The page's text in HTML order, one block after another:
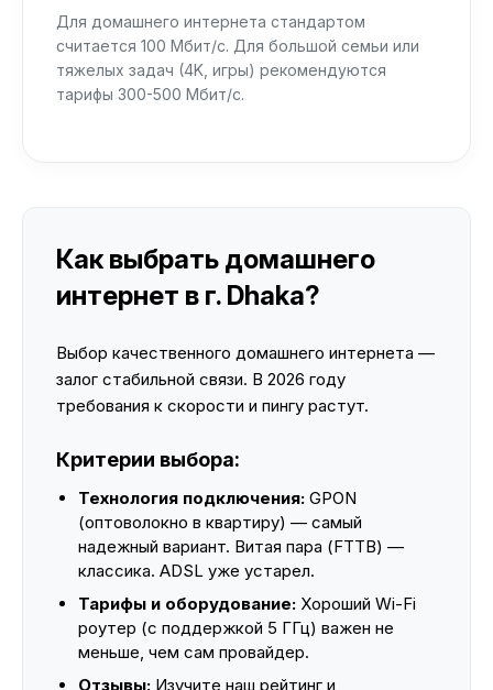
Для домашнего интернета стандартом
считается 100 Мбит/с. Для большой семьи или
тяжелых задач (4K, игры) рекомендуются
тарифы 300-500 Мбит/с.
Как выбрать домашнего
интернет в г. Dhaka?
Выбор качественного домашнего интернета —
залог стабильной связи. В 2026 году
требования к скорости и пингу растут.
Критерии выбора:
Технология подключения: GPON
(оптоволокно в квартиру) — самый
надежный вариант. Витая пара (FTTB) —
классика. ADSL уже устарел.
Тарифы и оборудование: Хороший Wi-Fi
роутер (с поддержкой 5 ГГц) важен не
меньше, чем сам провайдер.
Отзывы: Изучите наш рейтинг и